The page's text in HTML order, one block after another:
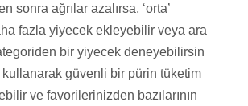
sonra ağrılar azalırsa, ‘orta’
fazla yiyecek ekleyebilir veya ara
bir yiyecek deneyebilirsin
güvenli bir pürin tüketim
ve favorilerinizden bazılarının